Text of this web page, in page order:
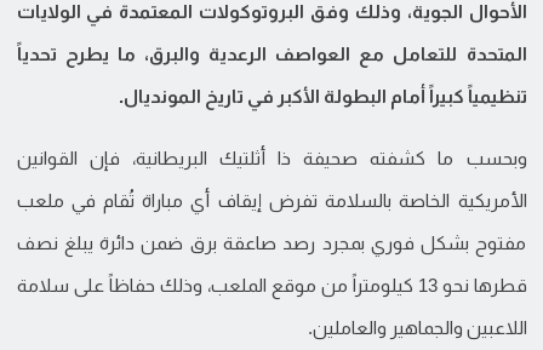
الأحوال الجوية، وذلك وفق البروتوكولات المعتمدة في الولايات
المتحدة للتعامل مع العواصف الرعدية والبرق، ما يطرح تحدياً
تنظيمياً كبيراً أمام البطولة الأكبر في تاريخ المونديال.
وبحسب ما كشفته صحيفة ذا أثلتيك البريطانية، فإن القوانين
الأمريكية الخاصة بالسلامة تفرض إيقاف أي مباراة تُقام في ملعب
مفتوح بشكل فوري بمجرد رصد صاعقة برق ضمن دائرة يبلغ نصف
قطرها نحو 13 كيلومتراً من موقع الملعب، وذلك حفاظاً على سلامة
اللاعبين والجماهير والعاملين.